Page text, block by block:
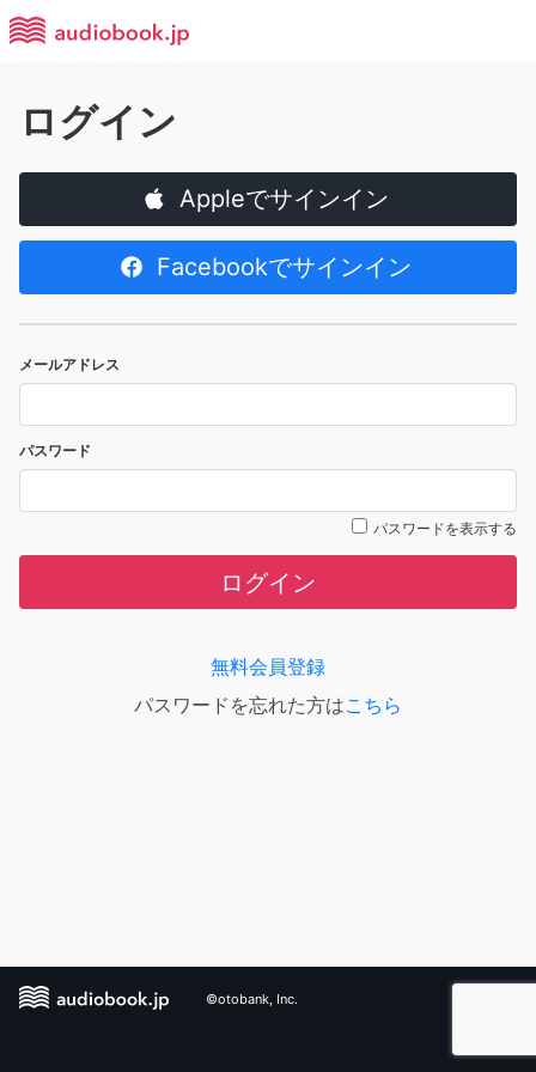
ログイン
Appleでサインイン
Facebookでサインイン
メールアドレス
パスワード
パスワードを表示する
ログイン
無料会員登録
パスワードを忘れた方はこちら
©otobank, Inc.